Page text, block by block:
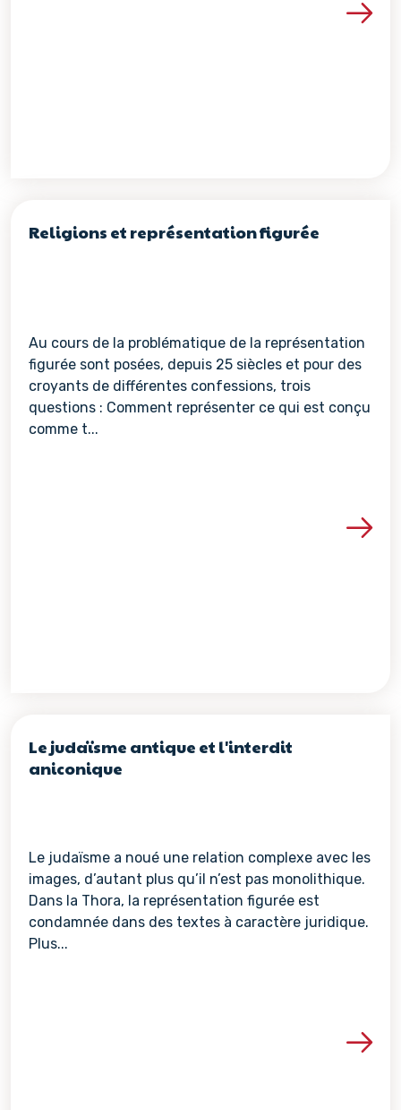
Voir les détails de la
Religions et représentation figurée
Au cours de la problématique de la représentation
figurée sont posées, depuis 25 siècles et pour des
croyants de différentes confessions, trois
questions : Comment représenter ce qui est conçu
comme t...
Voir les détails de la
Le judaïsme antique et l'interdit
aniconique
Le judaïsme a noué une relation complexe avec les
images, d’autant plus qu’il n’est pas monolithique.
Dans la Thora, la représentation figurée est
condamnée dans des textes à caractère juridique.
Plus...
Voir les détails de la